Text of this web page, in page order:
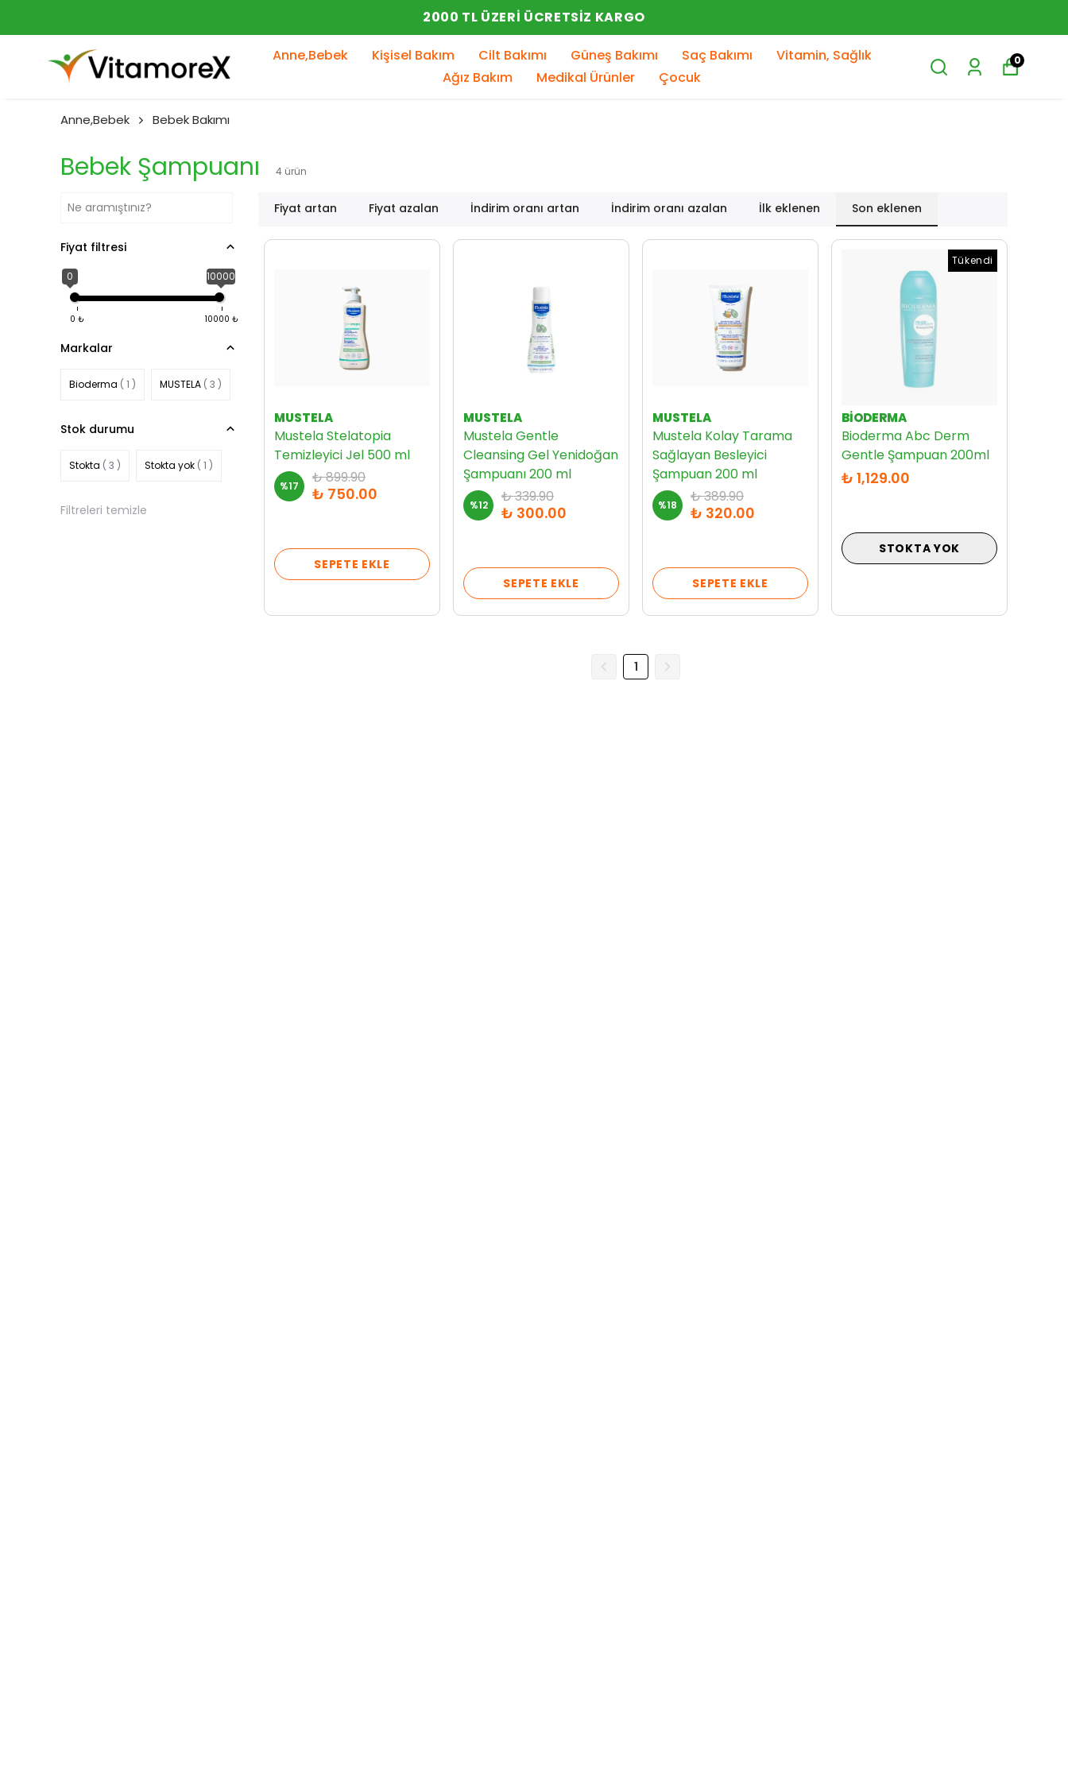
YENI SEZON ÜRÜNLER
Anne,Bebek Kişisel Bakım Cilt Bakımı Güneş Bakımı Saç Bakımı
Vitamin, Sağlık
Ağız Bakım
Medikal Ürünler Çocuk
0
Anne,Bebek Bebek Bakımı
Bebek Şampuanı 4 ürün
Fiyat artan Fiyat azalan İndirim oranı artan İndirim oranı azalan İlk eklenen Son eklenen
Fiyat filtresi
0 10000
0 ₺ 10000 ₺
Markalar
Bioderma ( 1 ) MUSTELA ( 3 )
Stok durumu
Stokta ( 3 ) Stokta yok ( 1 )
Filtreleri temizle
MUSTELA
Mustela Stelatopia
Temizleyici Jel 500 ml
%17 ₺ 899.90
₺ 750.00
SEPETE EKLE
MUSTELA
Mustela Gentle
Cleansing Gel Yenidoğan
Şampuanı 200 ml
%12 ₺ 339.90
₺ 300.00
SEPETE EKLE
MUSTELA
Mustela Kolay Tarama
Sağlayan Besleyici
Şampuan 200 ml
%18 ₺ 389.90
₺ 320.00
SEPETE EKLE
Tükendi
BIODERMA
Bioderma Abc Derm
Gentle Şampuan 200ml
₺ 1,129.00
STOKTA YOK
1